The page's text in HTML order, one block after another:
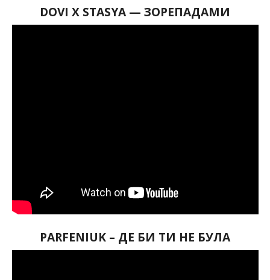
DOVI X STASYA — ЗОРЕПАДАМИ
PARFENIUK – ДЕ БИ ТИ НЕ БУЛА